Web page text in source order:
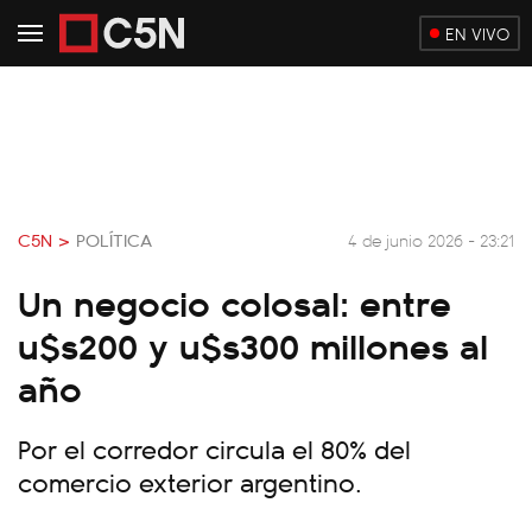
EN VIVO
C5N > POLÍTICA 4 de junio 2026 - 23:21
Un negocio colosal: entre
u$s200 y u$s300 millones al
año
Por el corredor circula el 80% del
comercio exterior argentino.